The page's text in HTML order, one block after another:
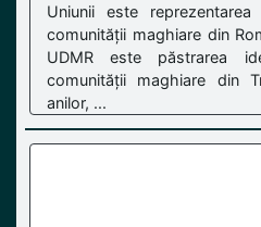
Uniunii este
comunității maghiare din
UDMR este păstrarea
comunității maghiare din
anilor, ...